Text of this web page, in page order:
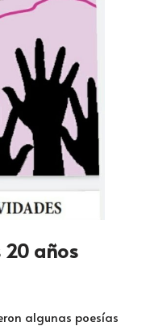
20 años
algunas poesías